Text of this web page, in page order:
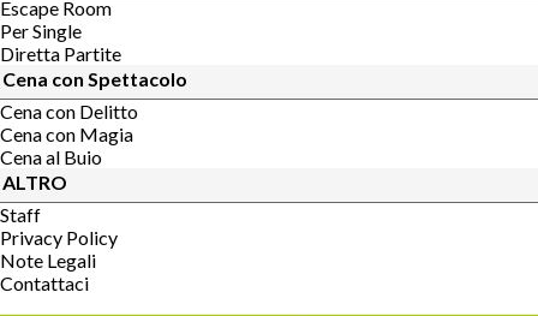
Escape Room
Per Single
Diretta Partite
Cena con Spettacolo
Cena con Delitto
Cena con Magia
Cena al Buio
ALTRO
Staff
Privacy Policy
Note Legali
Contattaci